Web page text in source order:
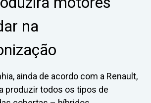
na
ainda de acordo com a Renault,
produzir todos os tipos de